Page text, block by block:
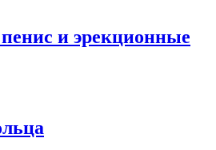
и эрекционные